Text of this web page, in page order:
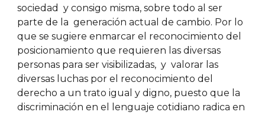
sociedad y consigo misma, sobre todo al ser
parte de la generación actual de cambio. Por lo
que se sugiere enmarcar el reconocimiento del
posicionamiento que requieren las diversas
personas para ser visibilizadas, y valorar las
diversas luchas por el reconocimiento del
derecho a un trato igual y digno, puesto que la
discriminación en el lenguaje cotidiano radica en